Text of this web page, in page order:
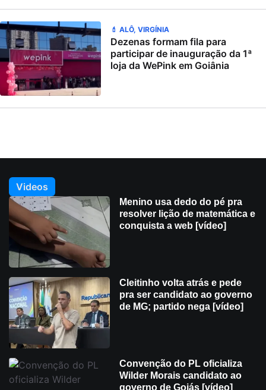
💄 ALÔ, VIRGÍNIA
Dezenas formam fila para
participar de inauguração da 1ª
loja da WePink em Goiânia
Videos
Menino usa dedo do pé pra
resolver lição de matemática e
conquista a web [vídeo]
Cleitinho volta atrás e pede
pra ser candidato ao governo
de MG; partido nega [vídeo]
Convenção do PL oficializa
Wilder Morais candidato ao
governo de Goiás [vídeo]